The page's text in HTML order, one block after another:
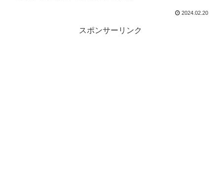
2024.02.20
スポンサーリンク